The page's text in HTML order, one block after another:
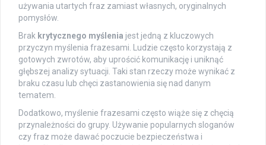
używania utartych fraz zamiast własnych, oryginalnych
pomysłów.
Brak krytycznego myślenia jest jedną z kluczowych
przyczyn myślenia frazesami. Ludzie często korzystają z
gotowych zwrotów, aby uprościć komunikację i uniknąć
głębszej analizy sytuacji. Taki stan rzeczy może wynikać z
braku czasu lub chęci zastanowienia się nad danym
tematem.
Dodatkowo, myślenie frazesami często wiąże się z chęcią
przynależności do grupy. Używanie popularnych sloganów
czy fraz może dawać poczucie bezpieczeństwa i